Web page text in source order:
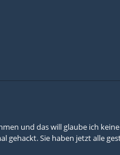
und das will glaube ich
gehackt. Sie haben jetzt alle